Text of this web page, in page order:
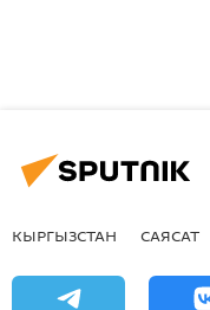
КЫРГЫЗСТАН САЯСАТ